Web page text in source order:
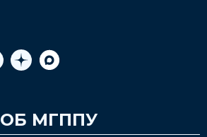
ОБ МГППУ